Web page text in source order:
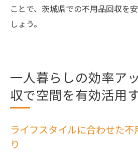
ことで、茨城県での不用品回収を
しょう。
一人暮らしの効率ア
収で空間を有効活用
ライフスタイルに合わせた
り